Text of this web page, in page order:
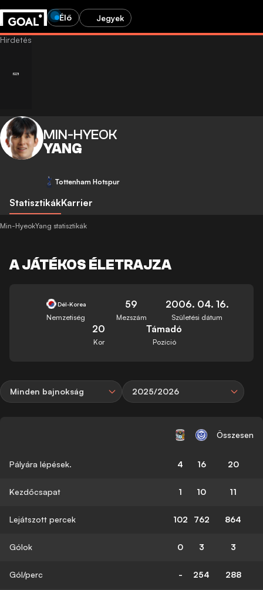
Élő Jegyek
MIN-HYEOK
YANG
Tottenham Hotspur
StatisztikákKarrier
Min-HyeokYang statisztikák
A JÁTÉKOS ÉLETRAJZA
Dél-Korea
Nemzetiség
59
Mezszám
2006. 04. 16.
Születési dátum
20
Kor
Támadó
Pozíció
Minden bajnokság 2025/2026
Összesen
Pályára lépések. 4 16 20
Kezdőcsapat 1 10 11
Lejátszott percek 102 762 864
Gólok 0 3 3
Gól/perc - 254 288